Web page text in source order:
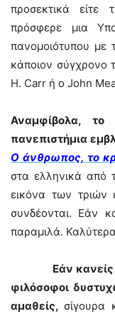
προσεκτικά είτε
πρόσφερε μια
πανομοιότυπου με
κάποιον σύγχρονο
H. Carr ή ο John
Αναμφίβολα,
πανεπιστήμια
Ο άνθρωπος, το
στα ελληνικά από
εικόνα των τριών
συνδέονται. Εάν
παραμιλά.
Εάν κανείς
φιλόσοφοι
αμαθείς, σίγουρα